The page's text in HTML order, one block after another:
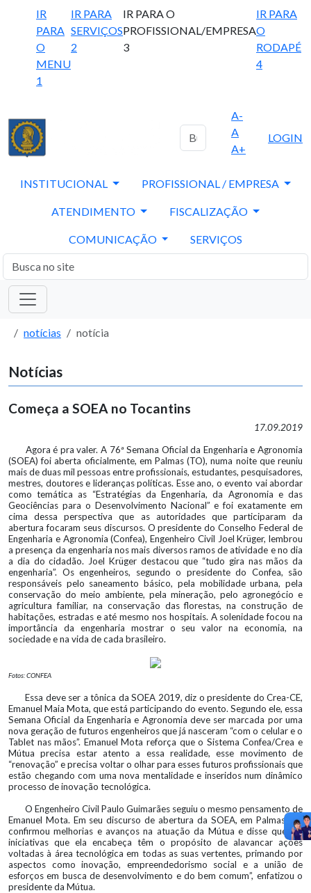
IR
PARA
O
MENU
1
IR PARA
SERVIÇOS
2
IR PARA O
PROFISSIONAL/EMPRESA
3
IR PARA
O
RODAPÉ
4
A-
A
A+
LOGIN
INSTITUCIONAL PROFISSIONAL / EMPRESA
ATENDIMENTO FISCALIZAÇÃO
COMUNICAÇÃO SERVIÇOS
notícias notícia
Notícias
Começa a SOEA no Tocantins
17.09.2019
Agora é pra valer. A 76ª Semana Oficial da Engenharia e Agronomia
(SOEA) foi aberta oficialmente, em Palmas (TO), numa noite que reuniu
mais de duas mil pessoas entre profissionais, estudantes, pesquisadores,
mestres, doutores e lideranças políticas. Esse ano, o evento vai abordar
como temática as “Estratégias da Engenharia, da Agronomia e das
Geociências para o Desenvolvimento Nacional” e foi exatamente em
cima dessa perspectiva que as autoridades que participaram da
abertura focaram seus discursos. O presidente do Conselho Federal de
Engenharia e Agronomia (Confea), Engenheiro Civil Joel Krüger, lembrou
a presença da engenharia nos mais diversos ramos de atividade e no dia
a dia do cidadão. Joel Krüger destacou que “tudo gira nas mãos da
engenharia”. Os engenheiros, segundo o presidente do Confea, são
responsáveis pelo saneamento básico, pela mobilidade urbana, pela
conservação do meio ambiente, pela mineração, pelo agronegócio e
agricultura familiar, na conservação das florestas, na construção de
habitações, estradas e até mesmo nos hospitais. A solenidade focou na
importância da engenharia mostrar o seu valor na economia, na
sociedade e na vida de cada brasileiro.
Fotos: CONFEA
Essa deve ser a tônica da SOEA 2019, diz o presidente do Crea-CE,
Emanuel Maia Mota, que está participando do evento. Segundo ele, essa
Semana Oficial da Engenharia e Agronomia deve ser marcada por uma
nova geração de futuros engenheiros que já nasceram “com o celular e o
Tablet nas mãos”. Emanuel Mota reforça que o Sistema Confea/Crea e
Mútua precisa estar atento a essa realidade, esse movimento de
“renovação” e precisa voltar o olhar para esses futuros profissionais que
estão chegando com uma nova mentalidade e inseridos num dinâmico
processo de inovação tecnológica.
O Engenheiro Civil Paulo Guimarães seguiu o mesmo pensamento de
Emanuel Mota. Em seu discurso de abertura da SOEA, em Palmas, ele
confirmou melhorias e avanços na atuação da Mútua e disse que “as
iniciativas que ela encabeça têm o propósito de alavancar ações
voltadas à área tecnológica em todas as suas vertentes, primando por
aspectos como inovação, empreendedorismo social e a união de
esforços em busca de desenvolvimento e do bem comum”, enfatizou o
presidente da Mútua.